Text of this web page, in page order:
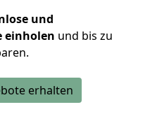
und
einholen und bis zu
erhalten